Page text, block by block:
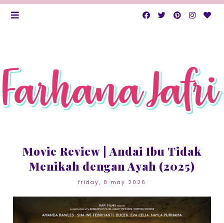
Movie Review | Andai Ibu Tidak
Menikah dengan Ayah (2025)
friday, 8 may 2026